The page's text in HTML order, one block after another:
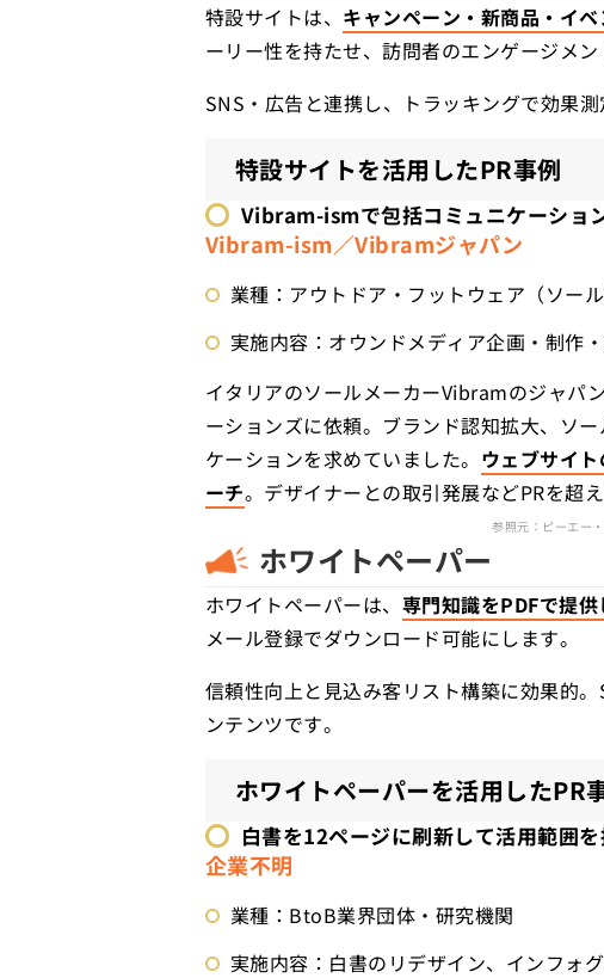
特設サイトは、 キャンペーン・新商品・イ
ーリー性を持たせ、訪問者のエンゲージメン
SNS・広告と連携し、トラッキングで効果
特設サイトを活用したPR事例
Vibram-ismで包括コミュニケーショ
Vibram-ism／Vibramジャパン
業種：アウトドア・フットウェア（ソール
実施内容：オウンドメディア企画・制作
イタリアのソールメーカーVibramのジャパ
ーションズに依頼。ブランド認知拡大、ソ
ケーションを求めていました。 ウェブサイ
ーチ。デザイナーとの取引発展などPRを超
参照元：ピーエー
ホワイトペーパー
ホワイトペーパーは、 専門知識をPDFで提
メール登録でダウンロード可能にします。
信頼性向上と見込み客リスト構築に効果的
ンテンツです。
ホワイトペーパーを活用したPR
白書を12ページに刷新して活用範囲
企業不明
業種：BtoB業界団体・研究機関
実施内容：白書のリデザイン、インフォ